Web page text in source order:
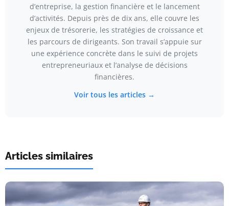
d’entreprise, la gestion financière et le lancement
d’activités. Depuis près de dix ans, elle couvre les
enjeux de trésorerie, les stratégies de croissance et
les parcours de dirigeants. Son travail s’appuie sur
une expérience concrète dans le suivi de projets
entrepreneuriaux et l’analyse de décisions
financières.
Voir tous les articles →
Articles similaires